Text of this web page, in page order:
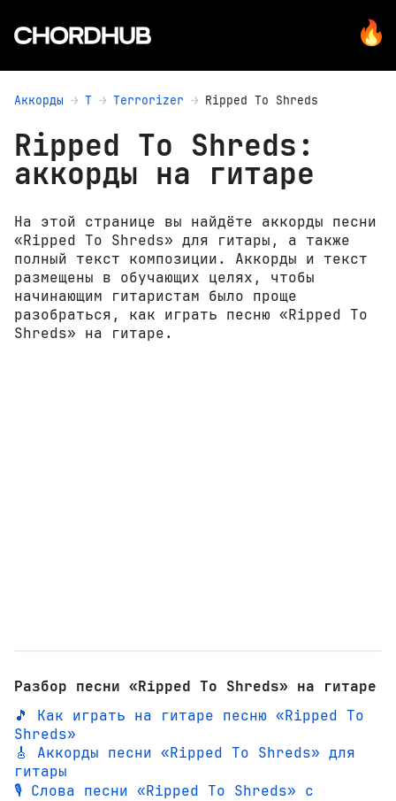
Аккорды T Terrorizer Ripped To Shreds
Ripped To Shreds:
аккорды на гитаре
На этой странице вы найдёте аккорды песни
«Ripped To Shreds» для гитары, а также
полный текст композиции. Аккорды и текст
размещены в обучающих целях, чтобы
начинающим гитаристам было проще
разобраться, как играть песню «Ripped To
Shreds» на гитаре.
Разбор песни «Ripped To Shreds» на гитаре
🎵 Как играть на гитаре песню «Ripped To
Shreds»
🎸 Аккорды песни «Ripped To Shreds» для
гитары
🎙️ Слова песни «Ripped To Shreds» с